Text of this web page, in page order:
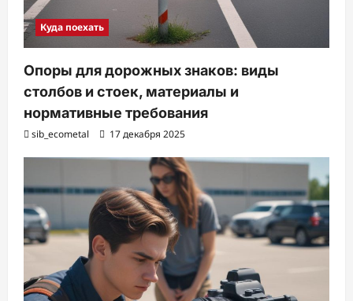
Куда поехать
Опоры для дорожных знаков: виды
столбов и стоек, материалы и
нормативные требования
sib_ecometal 17 декабря 2025